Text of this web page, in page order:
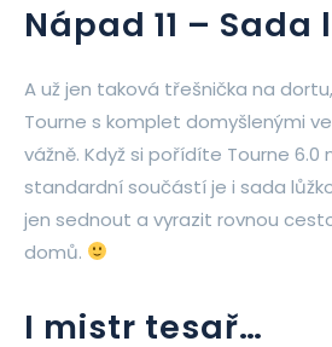
Nápad 11 – Sada
A už jen taková třešnička na
Tourne s komplet domyšlenými
vážně. Když si pořídíte Tourne 6.0
standardní součástí je i sada
jen sednout a vyrazit rovnou
domů.
I mistr tesař…